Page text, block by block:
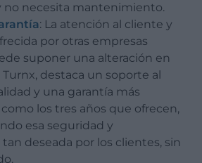
no necesita mantenimiento.
: La atención al cliente y
por otras empresas
suponer una alteración en
Turnx, destaca un soporte al
y una garantía más
los tres años que ofrecen,
esa seguridad y
deseada por los clientes, sin